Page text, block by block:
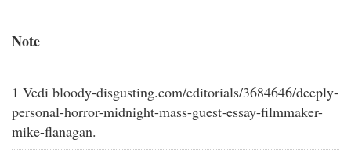
Note
1 Vedi bloody-disgusting.com/editorials/3684646/deeply-
personal-horror-midnight-mass-guest-essay-filmmaker-
mike-flanagan.